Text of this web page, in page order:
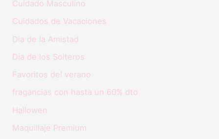
Cuidado Masculino
Cuidados de Vacaciones
Día de la Amistad
Dia de los Solteros
Favoritos del verano
fragancias con hasta un 60% dto
Hallowen
Maquillaje Premium